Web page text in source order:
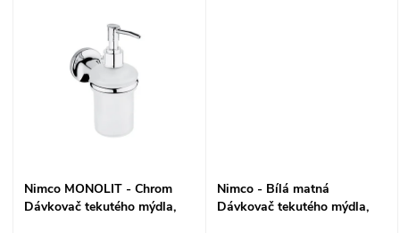
Nimco MONOLIT - Chrom
Dávkovač tekutého mýdla,
Nimco - Bílá matná
Dávkovač tekutého mýdla,